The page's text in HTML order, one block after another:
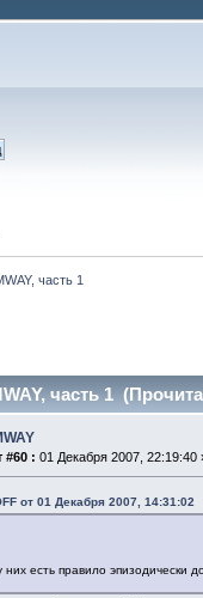
часть 1
часть 1
#60 : 01 Декабря 2007, 22:19:40
от 01 Декабря 2007, 14:31:02
них есть правило эпизодически